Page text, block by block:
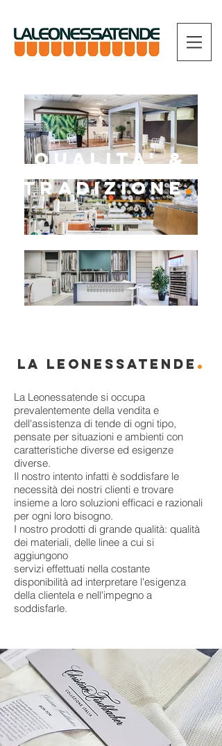
QUALITA' &
TRADIZIONE.
LA LEONESSATENDE .
La Leonessatende si occupa
prevalentemente della vendita e
dell'assistenza di tende di ogni tipo,
pensate per situazioni e ambienti con
caratteristiche diverse ed esigenze
diverse.
Il nostro intento infatti è soddisfare le
necessità dei nostri clienti e trovare
insieme a loro soluzioni efficaci e razionali
per ogni loro bisogno.
I nostro prodotti di grande qualità: qualità
dei materiali, delle linee a cui si
aggiungono
servizi effettuati nella costante
disponibilità ad interpretare l'esigenza
della clientela e nell'impegno a
soddisfarle.